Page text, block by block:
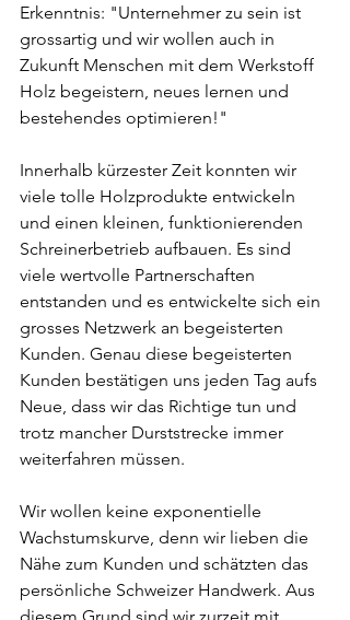
Erkenntnis: "Unternehmer zu sein ist
grossartig und wir wollen auch in
Zukunft Menschen mit dem Werkstoff
Holz begeistern, neues lernen und
bestehendes optimieren!"
Innerhalb kürzester Zeit konnten wir
viele tolle Holzprodukte entwickeln
und einen kleinen, funktionierenden
Schreinerbetrieb aufbauen. Es sind
viele wertvolle Partnerschaften
entstanden und es entwickelte sich ein
grosses Netzwerk an begeisterten
Kunden. Genau diese begeisterten
Kunden bestätigen uns jeden Tag aufs
Neue, dass wir das Richtige tun und
trotz mancher Durststrecke immer
weiterfahren müssen.
Wir wollen keine exponentielle
Wachstumskurve, denn wir lieben die
Nähe zum Kunden und schätzten das
persönliche Schweizer Handwerk. Aus